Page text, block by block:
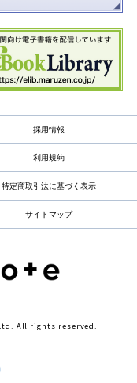
採用情報
利用規約
特定商取引法に基づく表示
サイトマップ
All rights reserved.